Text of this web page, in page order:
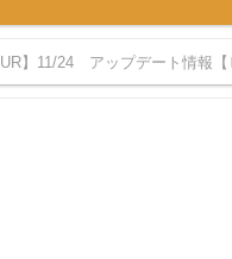
UR】11/24 アップデート情報【